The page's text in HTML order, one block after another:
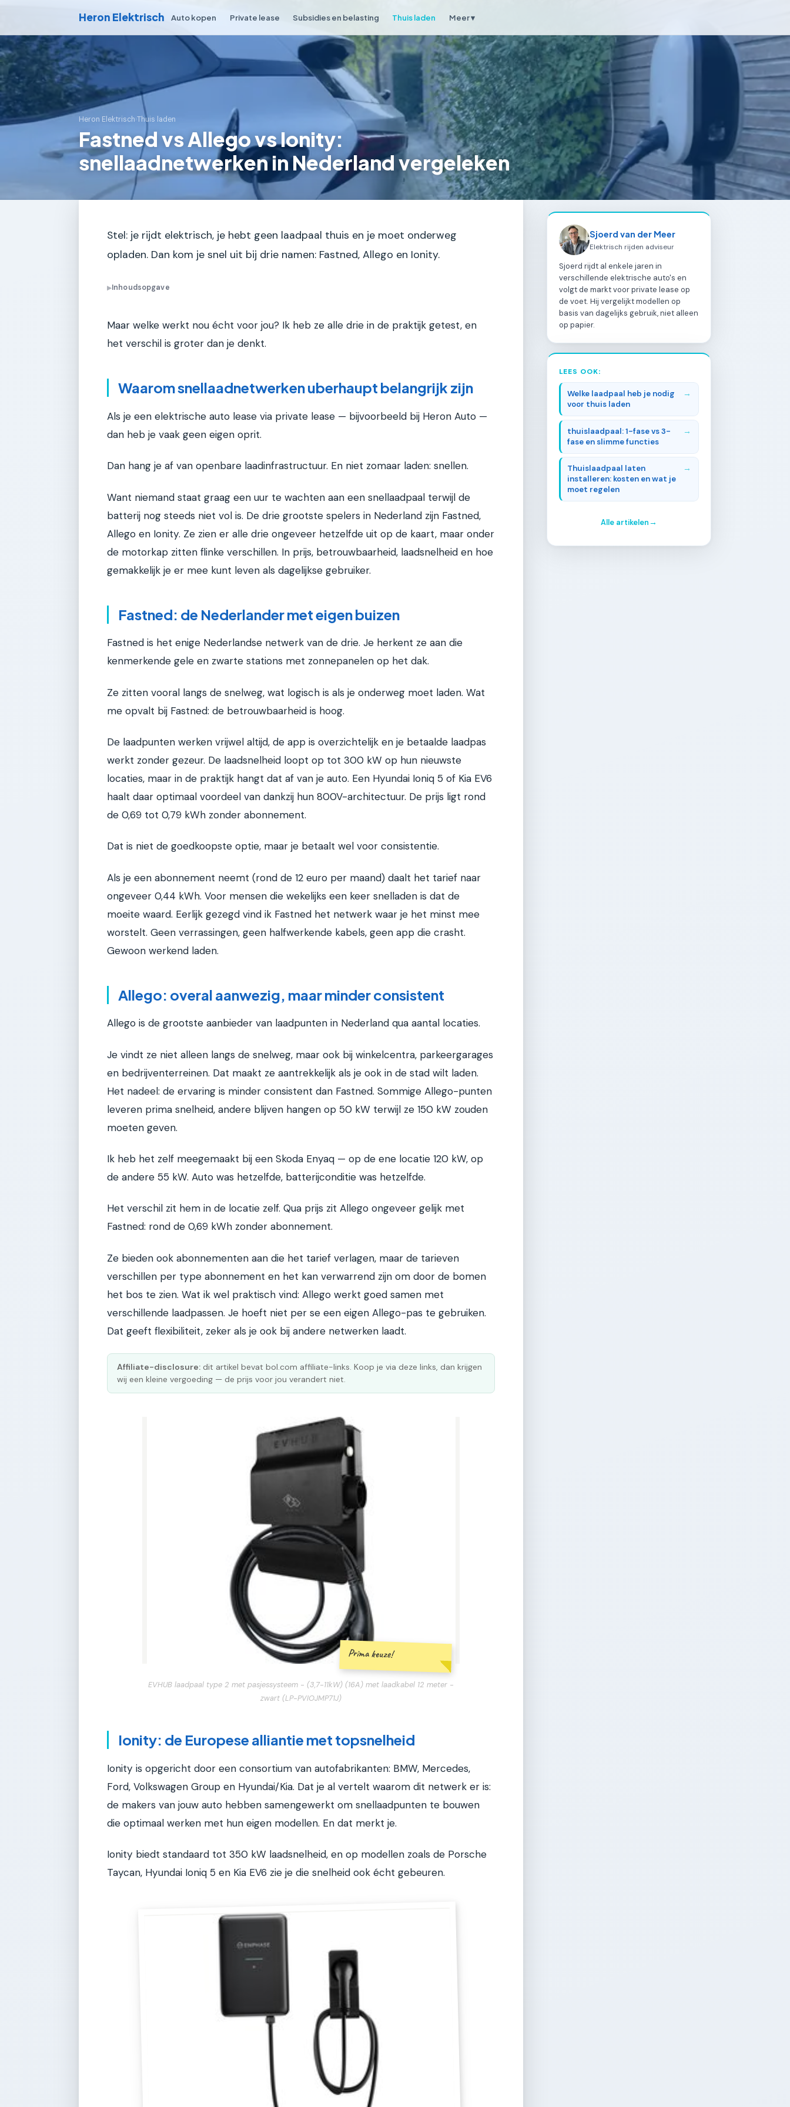
Heron Elektrisch Auto kopen Private lease Subsidies en belasting Thuis laden Meer ▾
Heron Elektrisch›Thuis laden
Fastned vs Allego vs Ionity:
snellaadnetwerken in Nederland vergeleken
Stel: je rijdt elektrisch, je hebt geen laadpaal thuis en je moet onderweg
opladen. Dan kom je snel uit bij drie namen: Fastned, Allego en Ionity.
▶Inhoudsopgave
Maar welke werkt nou écht voor jou? Ik heb ze alle drie in de praktijk getest, en
het verschil is groter dan je denkt.
Waarom snellaadnetwerken uberhaupt belangrijk zijn
Als je een elektrische auto lease via private lease — bijvoorbeeld bij Heron Auto —
dan heb je vaak geen eigen oprit.
Dan hang je af van openbare laadinfrastructuur. En niet zomaar laden: snellen.
Want niemand staat graag een uur te wachten aan een snellaadpaal terwijl de
batterij nog steeds niet vol is. De drie grootste spelers in Nederland zijn Fastned,
Allego en Ionity. Ze zien er alle drie ongeveer hetzelfde uit op de kaart, maar onder
de motorkap zitten flinke verschillen. In prijs, betrouwbaarheid, laadsnelheid en hoe
gemakkelijk je er mee kunt leven als dagelijkse gebruiker.
Fastned: de Nederlander met eigen buizen
Fastned is het enige Nederlandse netwerk van de drie. Je herkent ze aan die
kenmerkende gele en zwarte stations met zonnepanelen op het dak.
Ze zitten vooral langs de snelweg, wat logisch is als je onderweg moet laden. Wat
me opvalt bij Fastned: de betrouwbaarheid is hoog.
De laadpunten werken vrijwel altijd, de app is overzichtelijk en je betaalde laadpas
werkt zonder gezeur. De laadsnelheid loopt op tot 300 kW op hun nieuwste
locaties, maar in de praktijk hangt dat af van je auto. Een Hyundai Ioniq 5 of Kia EV6
haalt daar optimaal voordeel van dankzij hun 800V-architectuur. De prijs ligt rond
de 0,69 tot 0,79 kWh zonder abonnement.
Dat is niet de goedkoopste optie, maar je betaalt wel voor consistentie.
Als je een abonnement neemt (rond de 12 euro per maand) daalt het tarief naar
ongeveer 0,44 kWh. Voor mensen die wekelijks een keer snelladen is dat de
moeite waard. Eerlijk gezegd vind ik Fastned het netwerk waar je het minst mee
worstelt. Geen verrassingen, geen halfwerkende kabels, geen app die crasht.
Gewoon werkend laden.
Allego: overal aanwezig, maar minder consistent
Allego is de grootste aanbieder van laadpunten in Nederland qua aantal locaties.
Je vindt ze niet alleen langs de snelweg, maar ook bij winkelcentra, parkeergarages
en bedrijventerreinen. Dat maakt ze aantrekkelijk als je ook in de stad wilt laden.
Het nadeel: de ervaring is minder consistent dan Fastned. Sommige Allego-punten
leveren prima snelheid, andere blijven hangen op 50 kW terwijl ze 150 kW zouden
moeten geven.
Ik heb het zelf meegemaakt bij een Skoda Enyaq — op de ene locatie 120 kW, op
de andere 55 kW. Auto was hetzelfde, batterijconditie was hetzelfde.
Het verschil zit hem in de locatie zelf. Qua prijs zit Allego ongeveer gelijk met
Fastned: rond de 0,69 kWh zonder abonnement.
Ze bieden ook abonnementen aan die het tarief verlagen, maar de tarieven
verschillen per type abonnement en het kan verwarrend zijn om door de bomen
het bos te zien. Wat ik wel praktisch vind: Allego werkt goed samen met
verschillende laadpassen. Je hoeft niet per se een eigen Allego-pas te gebruiken.
Dat geeft flexibiliteit, zeker als je ook bij andere netwerken laadt.
Affiliate-disclosure: dit artikel bevat bol.com affiliate-links. Koop je via deze links, dan krijgen
wij een kleine vergoeding — de prijs voor jou verandert niet.
Prima keuze!
EVHUB laadpaal type 2 met pasjessysteem - (3,7-11kW) (16A) met laadkabel 12 meter -
zwart (LP-PVIOJMP71J)
Ionity: de Europese alliantie met topsnelheid
Ionity is opgericht door een consortium van autofabrikanten: BMW, Mercedes,
Ford, Volkswagen Group en Hyundai/Kia. Dat je al vertelt waarom dit netwerk er is:
de makers van jouw auto hebben samengewerkt om snellaadpunten te bouwen
die optimaal werken met hun eigen modellen. En dat merkt je.
Ionity biedt standaard tot 350 kW laadsnelheid, en op modellen zoals de Porsche
Taycan, Hyundai Ioniq 5 en Kia EV6 zie je die snelheid ook écht gebeuren.
Sjoerd van der Meer
Elektrisch rijden adviseur
Sjoerd rijdt al enkele jaren in
verschillende elektrische auto's en
volgt de markt voor private lease op
de voet. Hij vergelijkt modellen op
basis van dagelijks gebruik, niet alleen
op papier.
LEES OOK:
Welke laadpaal heb je nodig
voor thuis laden
thuislaadpaal: 1-fase vs 3-
fase en slimme functies
Thuislaadpaal laten
installeren: kosten en wat je
moet regelen
Alle artikelen